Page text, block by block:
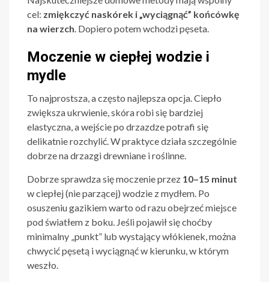
cel: zmiękczyć naskórek i „wyciągnąć” końcówkę
na wierzch. Dopiero potem wchodzi pęseta.
Moczenie w ciepłej wodzie i
mydle
To najprostsza, a często najlepsza opcja. Ciepło
zwiększa ukrwienie, skóra robi się bardziej
elastyczna, a wejście po drzazdze potrafi się
delikatnie rozchylić. W praktyce działa szczególnie
dobrze na drzazgi drewniane i roślinne.
Dobrze sprawdza się moczenie przez 10–15 minut
w ciepłej (nie parzącej) wodzie z mydłem. Po
osuszeniu gazikiem warto od razu obejrzeć miejsce
pod światłem z boku. Jeśli pojawił się choćby
minimalny „punkt” lub wystający włókienek, można
chwycić pęsetą i wyciągnąć w kierunku, w którym
weszło.